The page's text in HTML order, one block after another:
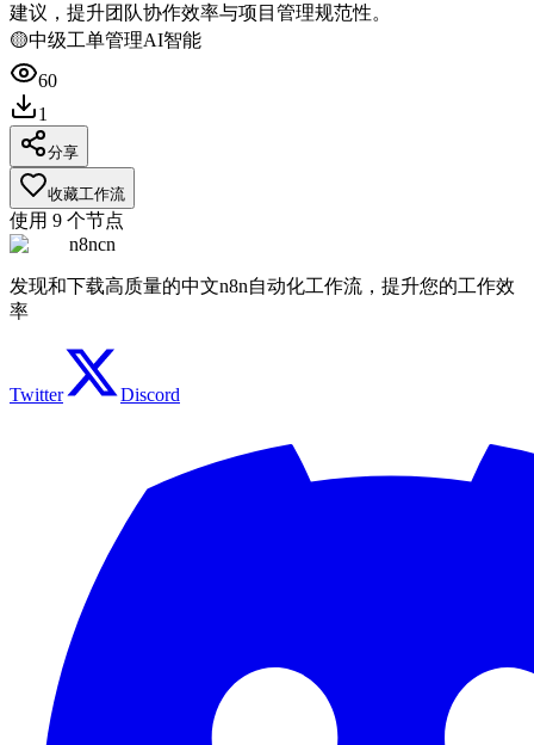
建议，提升团队协作效率与项目管理规范性。
🟡中级工单管理AI智能
60
1
分享
收藏工作流
使用 9 个节点
n8ncn
发现和下载高质量的中文n8n自动化工作流，提升您的工作效
率
Twitter Discord